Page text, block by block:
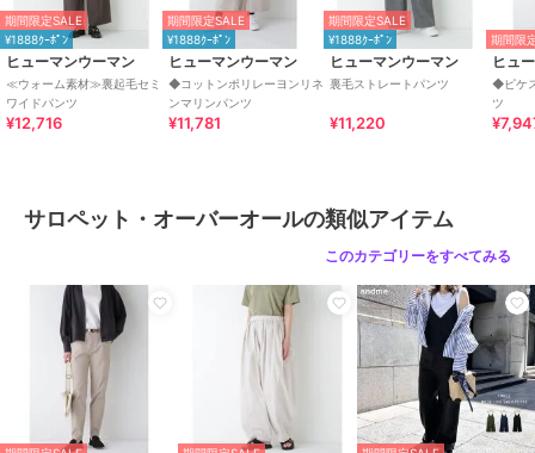
素材
ブラックチェック3： ポリエステ
ル 67% レーヨン 29% ポリウレタ
ン 4% ネイビー： レーヨン 46%
ポリエステル 44% アクリル 7% ポ
リウレタン 3%
商品のお取り扱い方法
ェット非常に弱い
オールインワン・サロペット
ポリエステル素材/無地 /チェ
スキニー・スリム/ル
ーズストレート/
ストレートパン
ミッドライズ
サロペット・オーバーオール
ポリエステル素材
/チェ
期間限定SALE
¥1888ｸｰﾎﾟﾝ
ヒューマンウーマン
≪ウォーム素材≫裏起毛セミ
ワイドパンツ
¥12,716
期間限定SALE
¥1888ｸｰﾎﾟﾝ
ヒューマンウーマン
◆コットンポリレーヨンリネ
ンマリンパンツ
¥11,781
期間限定SALE
¥1888ｸｰﾎﾟﾝ
ヒューマンウーマン
裏毛ストレートパンツ
¥11,220
期間限
ヒュ
◆ピケ
ツ
サロペット・オーバーオールの類似アイテム
このカテゴリーをすべてみる